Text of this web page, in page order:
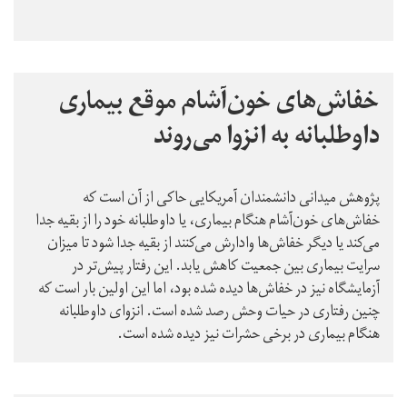
خفاش‌های خون‌آشام موقع بیماری
داوطلبانه به انزوا می‌روند
پژوهش میدانی دانشمندان آمریکایی حاکی از آن است که
خفاش‌های خو‌ن‌آشام هنگام بیماری، یا داوطلبانه خود را از بقیه جدا
می‌کند یا دیگر خفاش‌ها وادارش می‌کنند از بقیه جدا شود تا میزان
سرایت بیماری بین جمعیت کاهش یابد. این رفتار پیش‌تر در
آزمایشگاه نیز در خفاش‌ها دیده شده بود، اما این اولین بار است که
چنین رفتاری در حیات وحش رصد شده است. انزوای داوطلبانه
هنگام بیماری در برخی حشرات نیز دیده شده است.